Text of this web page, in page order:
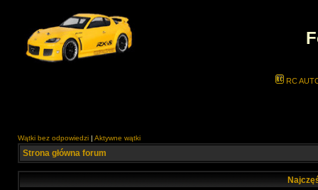
RC
Wątki bez odpowiedzi | Aktywne wątki
Strona główna forum